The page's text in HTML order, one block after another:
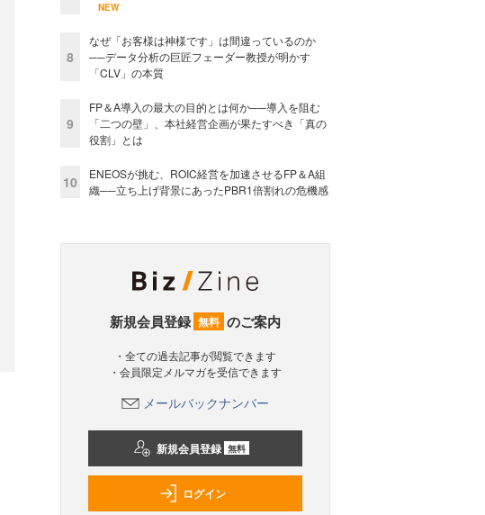
NEW
8
なぜ「お客様は神様です」は間違っているのか
──データ分析の巨匠フェーダー教授が明かす
「CLV」の本質
9
FP＆A導入の最大の目的とは何か──導入を阻む
「二つの壁」、本社経営企画が果たすべき「真の
役割」とは
10
ENEOSが挑む、ROIC経営を加速させるFP＆A組
織──立ち上げ背景にあったPBR1倍割れの危機感
新規会員登録 無料 のご案内
・全ての過去記事が閲覧できます
・会員限定メルマガを受信できます
メールバックナンバー
新規会員登録 無料
ログイン